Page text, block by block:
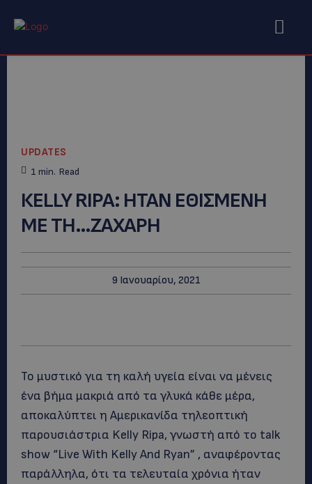
UPDATES
1 min. Read
ΚELLY RIPA: ΗΤΑΝ EΘΙΣΜΕΝΗ
ΜΕ ΤΗ…ΖΑΧΑΡΗ
9 Ιανουαρίου, 2021
Το μυστικό για τη καλή υγεία είναι να μένεις
ένα βήμα μακριά από τα γλυκά κάθε μέρα,
αποκαλύπτει η Αμερικανίδα τηλεοπτική
παρουσιάστρια Kelly Ripa, γνωστή από το talk
show “Live With Kelly And Ryan” , αναφέροντας
παράλληλα, ότι τα τελευταία χρόνια ήταν